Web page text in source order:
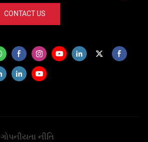
CONTACT US
ગોપનીયતા નીતિ